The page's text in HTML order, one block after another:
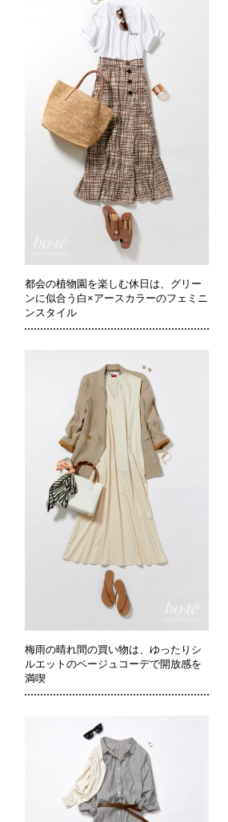
都会の植物園を楽しむ休日は、グリー
ンに似合う白×アースカラーのフェミニ
ンスタイル
梅雨の晴れ間の買い物は、ゆったりシ
ルエットのベージュコーデで開放感を
満喫